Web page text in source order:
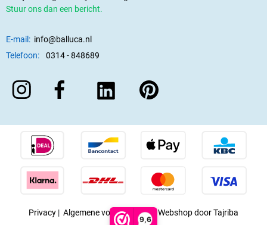
9,6
Stuur ons dan een bericht.
E-mail: info@balluca.nl
Telefoon:
0314 - 848689
Privacy | Algemene voorwaarden|Webshop door Tajriba